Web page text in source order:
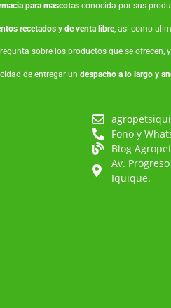
para mascotasconocida por sus
recetados y de venta libre, así como
sobre los productos que se
de entregar un despacho a lo largo y
Fono y
Blog
Av.
Iquique.